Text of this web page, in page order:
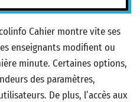
Cahier montre vite ses
enseignants modifient ou
minute. Certaines options,
des paramètres,
De plus, l’accès aux